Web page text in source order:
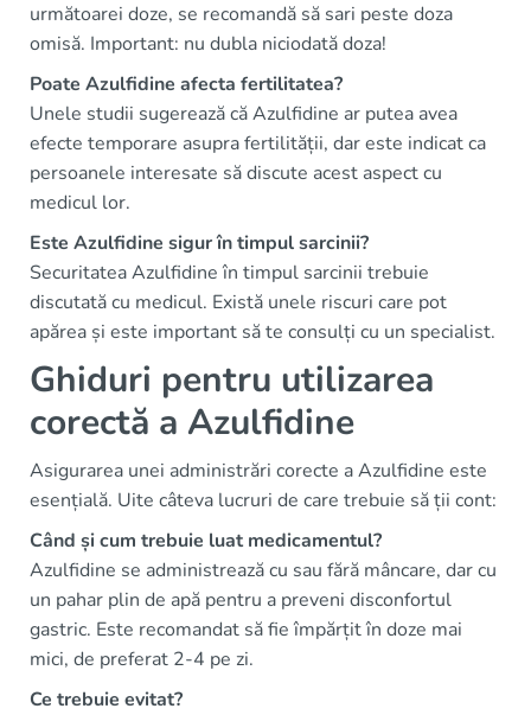
următoarei doze, se recomandă să sari peste doza
omisă. Important: nu dubla niciodată doza!
Poate Azulfidine afecta fertilitatea?
Unele studii sugerează că Azulfidine ar putea avea
efecte temporare asupra fertilității, dar este indicat ca
persoanele interesate să discute acest aspect cu
medicul lor.
Este Azulfidine sigur în timpul sarcinii?
Securitatea Azulfidine în timpul sarcinii trebuie
discutată cu medicul. Există unele riscuri care pot
apărea și este important să te consulți cu un specialist.
Ghiduri pentru utilizarea
corectă a Azulfidine
Asigurarea unei administrări corecte a Azulfidine este
esențială. Uite câteva lucruri de care trebuie să ții cont:
Când și cum trebuie luat medicamentul?
Azulfidine se administrează cu sau fără mâncare, dar cu
un pahar plin de apă pentru a preveni disconfortul
gastric. Este recomandat să fie împărțit în doze mai
mici, de preferat 2-4 pe zi.
Ce trebuie evitat?